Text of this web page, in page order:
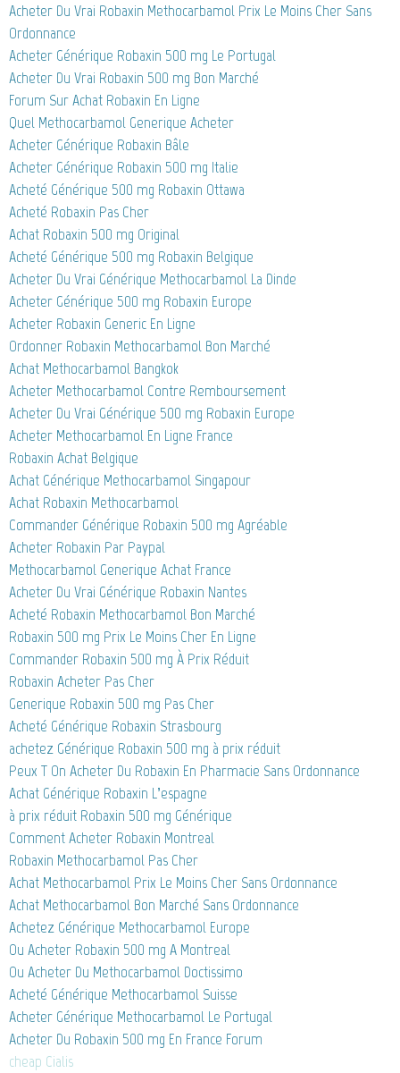
Acheter Du Vrai Robaxin Methocarbamol Prix Le Moins Cher Sans
Ordonnance
Acheter Générique Robaxin 500 mg Le Portugal
Acheter Du Vrai Robaxin 500 mg Bon Marché
Forum Sur Achat Robaxin En Ligne
Quel Methocarbamol Generique Acheter
Acheter Générique Robaxin Bâle
Acheter Générique Robaxin 500 mg Italie
Acheté Générique 500 mg Robaxin Ottawa
Acheté Robaxin Pas Cher
Achat Robaxin 500 mg Original
Acheté Générique 500 mg Robaxin Belgique
Acheter Du Vrai Générique Methocarbamol La Dinde
Acheter Générique 500 mg Robaxin Europe
Acheter Robaxin Generic En Ligne
Ordonner Robaxin Methocarbamol Bon Marché
Achat Methocarbamol Bangkok
Acheter Methocarbamol Contre Remboursement
Acheter Du Vrai Générique 500 mg Robaxin Europe
Acheter Methocarbamol En Ligne France
Robaxin Achat Belgique
Achat Générique Methocarbamol Singapour
Achat Robaxin Methocarbamol
Commander Générique Robaxin 500 mg Agréable
Acheter Robaxin Par Paypal
Methocarbamol Generique Achat France
Acheter Du Vrai Générique Robaxin Nantes
Acheté Robaxin Methocarbamol Bon Marché
Robaxin 500 mg Prix Le Moins Cher En Ligne
Commander Robaxin 500 mg À Prix Réduit
Robaxin Acheter Pas Cher
Generique Robaxin 500 mg Pas Cher
Acheté Générique Robaxin Strasbourg
achetez Générique Robaxin 500 mg à prix réduit
Peux T On Acheter Du Robaxin En Pharmacie Sans Ordonnance
Achat Générique Robaxin L’espagne
à prix réduit Robaxin 500 mg Générique
Comment Acheter Robaxin Montreal
Robaxin Methocarbamol Pas Cher
Achat Methocarbamol Prix Le Moins Cher Sans Ordonnance
Achat Methocarbamol Bon Marché Sans Ordonnance
Achetez Générique Methocarbamol Europe
Ou Acheter Robaxin 500 mg A Montreal
Ou Acheter Du Methocarbamol Doctissimo
Acheté Générique Methocarbamol Suisse
Acheter Générique Methocarbamol Le Portugal
Acheter Du Robaxin 500 mg En France Forum
cheap Cialis